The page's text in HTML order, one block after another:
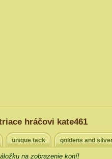
hráčovi kate461
unique tack goldens and
na zobrazenie koní!